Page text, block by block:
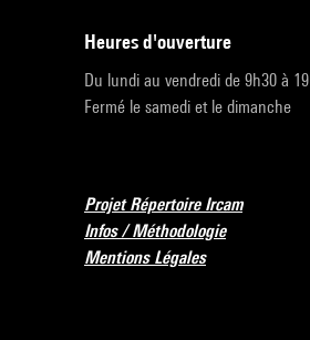
heures d'ouverture
Du lundi au vendredi de 9h30 à
Fermé le samedi et le dimanche
Projet Répertoire Ircam
Infos / Méthodologie
Mentions Légales